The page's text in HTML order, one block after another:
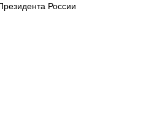
России